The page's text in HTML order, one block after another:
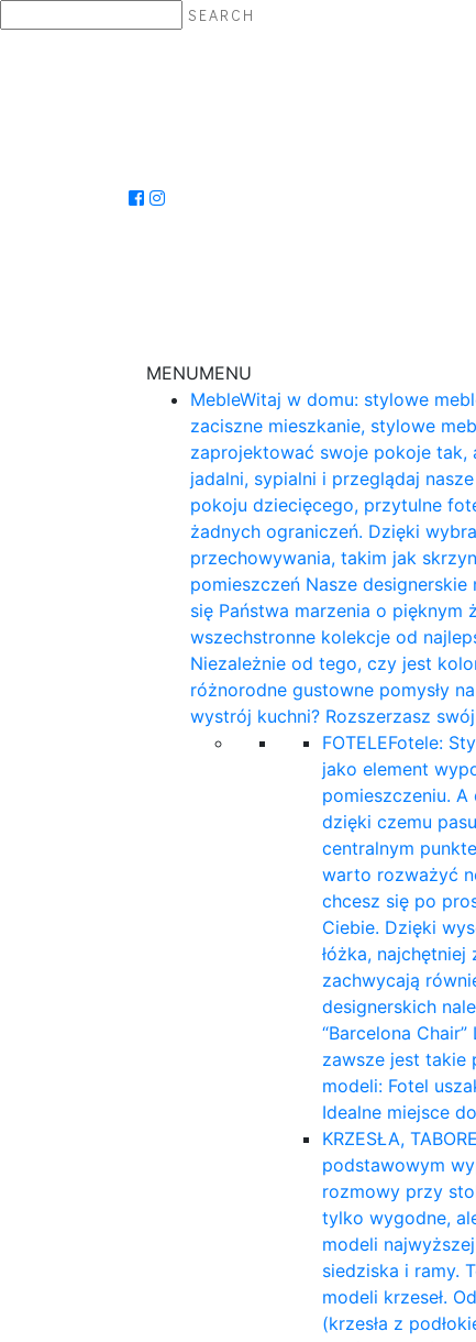
SEARCH
MENUMENU
MebleWitaj w domu: stylowe
zaciszne mieszkanie, stylowe
zaprojektować swoje pokoje tak,
jadalni, sypialni i przeglądaj
pokoju dziecięcego, przytulne
żadnych ograniczeń. Dzięki
przechowywania, takim jak
pomieszczeń Nasze
się Państwa marzenia o pięknym
wszechstronne kolekcje od
Niezależnie od tego, czy jest
różnorodne gustowne pomysły
wystrój kuchni? Rozszerzasz
FOTELEFotele:
jako element
pomieszczeniu.
dzięki czemu
centralnym
warto rozważyć
chcesz się po
Ciebie. Dzięki
łóżka,
zachwycają
designerskich
“Barcelona
zawsze jest takie
modeli: Fotel
Idealne miejsce
KRZESŁA,
podstawowym
rozmowy przy
tylko wygodne,
modeli
siedziska i ramy.
modeli krzeseł.
(krzesła z